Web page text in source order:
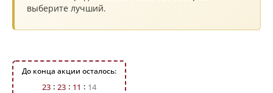
выберите лучший.
До конца акции осталось:
23 23 11 14